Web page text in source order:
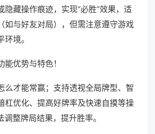
隐藏操作痕迹，实现“必胜”效果，适
如与好友对局），但需注意遵守游戏
境。
优势与特色！
么才能常赢；支持透视全局牌型、智
杠优化、提高好牌率及快速自摸等操
整牌局结果，提升胜率。